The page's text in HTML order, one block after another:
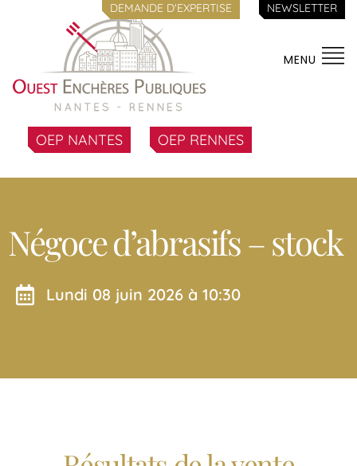
DEMANDE D'EXPERTISE NEWSLETTER
MENU
OEP NANTES OEP RENNES
Négoce d’abrasifs – stock
lundi 08 juin 2026 à 10:30